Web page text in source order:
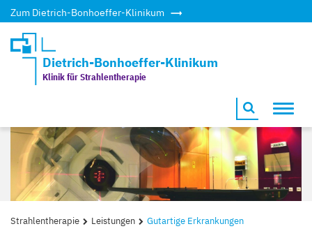
Zum Dietrich-Bonhoeffer-Klinikum
Dietrich-Bonhoeffer-Klinikum
Klinik für Strahlentherapie
Strahlentherapie Leistungen Gutartige Erkrankungen